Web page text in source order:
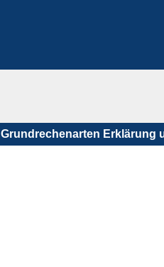
Grundrechenarten Erklärung